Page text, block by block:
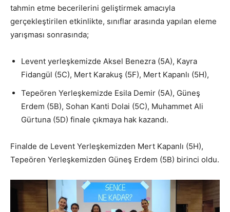
tahmin etme becerilerini geliştirmek amacıyla
gerçekleştirilen etkinlikte, sınıflar arasında yapılan eleme
yarışması sonrasında;
Levent yerleşkemizde Aksel Benezra (5A), Kayra
Fidangül (5C), Mert Karakuş (5F), Mert Kapanlı (5H),
Tepeören Yerleşkemizde Esila Demir (5A), Güneş
Erdem (5B), Sohan Kanti Dolai (5C), Muhammet Ali
Gürtuna (5D) finale çıkmaya hak kazandı.
Finalde de Levent Yerleşkemizden Mert Kapanlı (5H),
Tepeören Yerleşkemizden Güneş Erdem (5B) birinci oldu.